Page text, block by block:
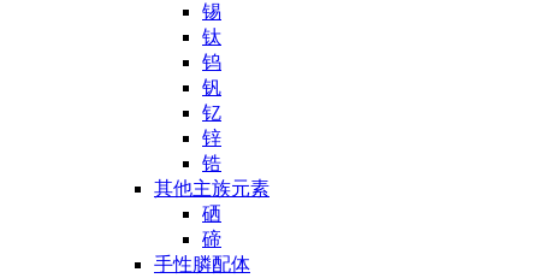
锡
钛
钨
钒
钇
锌
锆
其他主族元素
硒
碲
手性膦配体